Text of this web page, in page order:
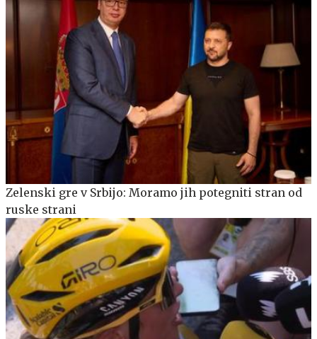
Zelenski gre v Srbijo: Moramo jih potegniti stran od
ruske strani